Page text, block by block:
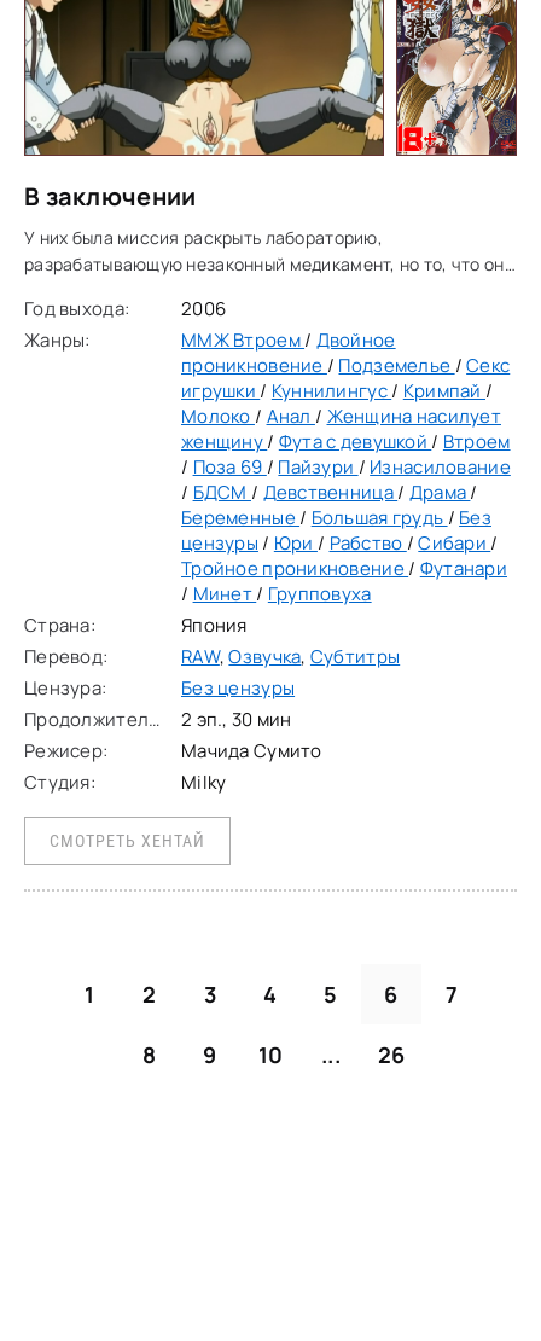
В заключении
У них была миссия раскрыть лабораторию,
разрабатывающую незаконный медикамент, но то, что они
ожидаемого. Три женщины-шпиона становятся жертвами,
попав
Год выхода:
2006
Жанры:
ММЖ Втроем/ Двойное
проникновение / Подземелье /Секс
игрушки / Куннилингус/ Кримпай /
Молоко / Анал / Женщина насилует
женщину/ Фута с девушкой / Втроем
/ Поза 69 / Пайзури / Изнасилование
/ БДСМ / Девственница/ Драма/
Беременные/ Большая грудь / Без
цензуры / Юри / Рабство /Сибари /
Тройное проникновение/ Футанари
/ Минет/ Групповуха
Страна:
Япония
Перевод:
RAW,Озвучка, Субтитры
Цензура:
Без цензуры
Продолжительность:
2 эп., 30 мин
Режисер:
Мачида Сумито
Студия:
Milky
СМОТРЕТЬ ХЕНТАЙ
1 2 3 4 5 6 7
8 9 10 ... 26